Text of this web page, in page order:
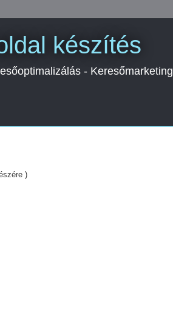
készítés
- Keresőmarketing
)